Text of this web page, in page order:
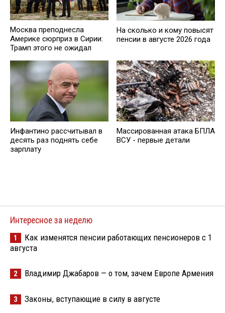
Москва преподнесла
Америке сюрприз в Сирии:
Трамп этого не ожидал
На сколько и кому повысят
пенсии в августе 2026 года
Инфантино рассчитывал в
десять раз поднять себе
зарплату
Массированная атака БПЛА
ВСУ - первые детали
Интересное за неделю
1
Как изменятся пенсии работающих пенсионеров с 1
августа
2 Владимир Джабаров — о том, зачем Европе Армения
3 Законы, вступающие в силу в августе